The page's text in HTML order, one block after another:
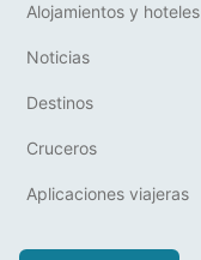
Alojamientos y hoteles
Noticias
Destinos
Cruceros
Aplicaciones viajeras